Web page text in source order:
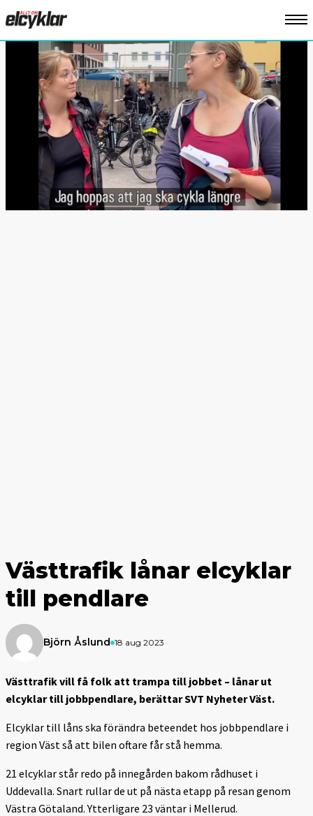
Västtrafik lånar elcyklar
till pendlare
Björn Åslund 18 aug 2023
Västtrafik vill få folk att trampa till jobbet – lånar ut
elcyklar till jobbpendlare, berättar SVT Nyheter Väst.
Elcyklar till låns ska förändra beteendet hos jobbpendlare i
region Väst så att bilen oftare får stå hemma.
21 elcyklar står redo på innegården bakom rådhuset i
Uddevalla. Snart rullar de ut på nästa etapp på resan genom
Västra Götaland. Ytterligare 23 väntar i Mellerud.